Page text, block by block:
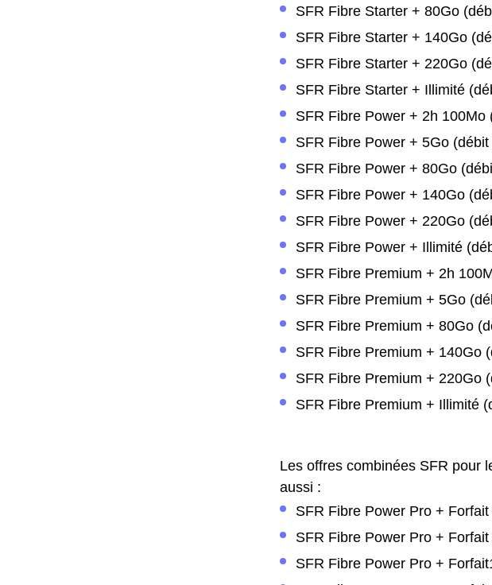
SFR Fibre Starter + 80Go
SFR Fibre Starter + 140Go
SFR Fibre Starter + 220Go
SFR Fibre Starter + Illimité
SFR Fibre Power + 2h 100Mo
SFR Fibre Power + 5Go
SFR Fibre Power + 80Go
SFR Fibre Power + 140Go
SFR Fibre Power + 220Go
SFR Fibre Power + Illimité
SFR Fibre Premium + 2h
SFR Fibre Premium + 5Go
SFR Fibre Premium + 80Go
SFR Fibre Premium + 140Go
SFR Fibre Premium + 220Go
SFR Fibre Premium + Illimité
Les offres combinées SFR pour
aussi :
SFR Fibre Power Pro +
SFR Fibre Power Pro +
SFR Fibre Power Pro +